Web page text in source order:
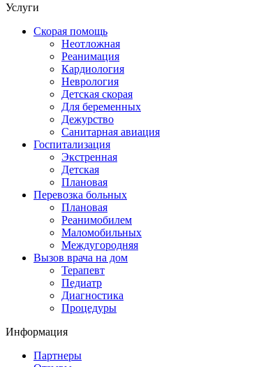
Услуги
Скорая помощь
Неотложная
Реанимация
Кардиология
Неврология
Детская скорая
Для беременных
Дежурство
Санитарная авиация
Госпитализация
Экстренная
Детская
Плановая
Перевозка больных
Плановая
Реанимобилем
Маломобильных
Междугородняя
Вызов врача на дом
Терапевт
Педиатр
Диагностика
Процедуры
Информация
Партнеры